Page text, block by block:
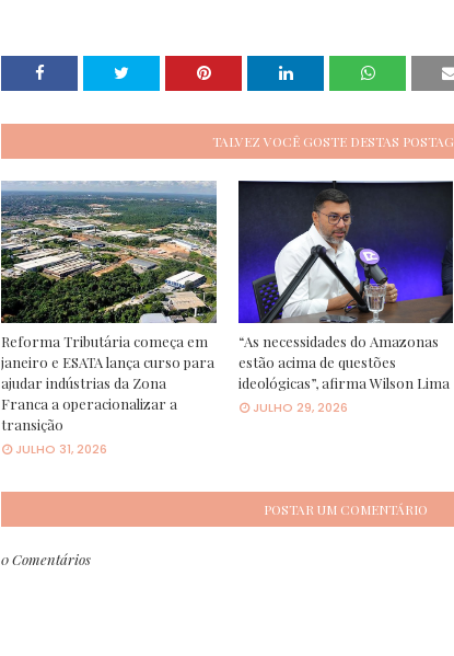
TALVEZ VOCÊ GOSTE DESTAS
Reforma Tributária começa em
janeiro e ESATA lança curso para
ajudar indústrias da Zona
Franca a operacionalizar a
transição
JULHO 31, 2026
“As necessidades do Amazonas
estão acima de questões
ideológicas”, afirma Wilson Lima
JULHO 29, 2026
POSTAR UM COMENTÁRIO
0 Comentários